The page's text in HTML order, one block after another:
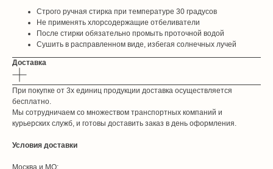
Строго ручная стирка при температуре 30 градусов
Не применять хлорсодержащие отбеливатели
После стирки обязательно промыть проточной водой
Сушить в расправленном виде, избегая солнечных лучей
Доставка
При покупке от 3х единиц продукции доставка осуществляется
бесплатно.
Мы сотрудничаем со множеством транспортных компаний и
курьерских служб, и готовы доставить заказ в день оформления.
Условия доставки